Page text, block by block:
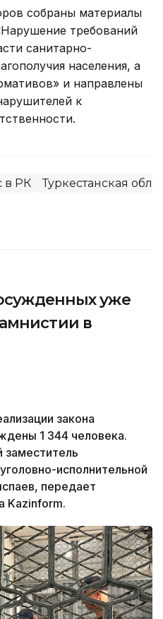
собраны материалы
требований
санитарно-
населения, а
и направлены
к
в РК Туркестанская
уже
в
закона
1 344 человека.
исполнительной
передает
Kazinform.